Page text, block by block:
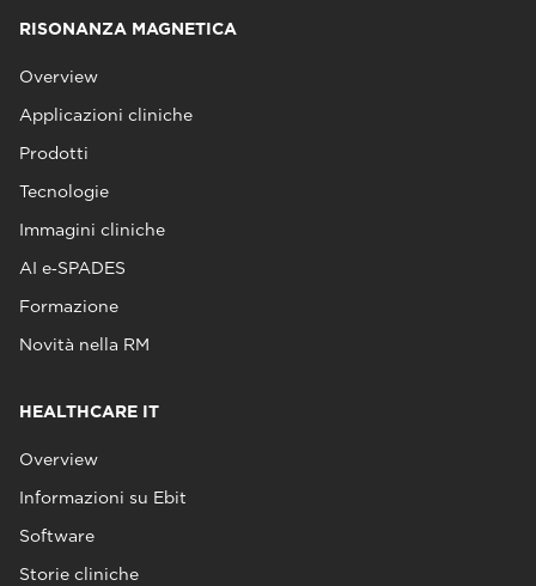
RISONANZA MAGNETICA
Overview
Applicazioni cliniche
Prodotti
Tecnologie
Immagini cliniche
AI e‑SPADES
Formazione
Novità nella RM
HEALTHCARE IT
Overview
Informazioni su Ebit
Software
Storie cliniche